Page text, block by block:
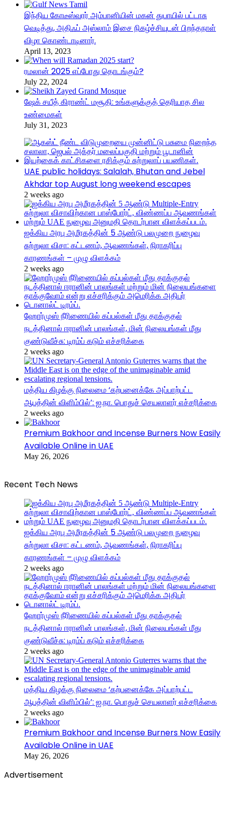
இந்திய கோடீஸ்வரர் அம்பானியின் மகன் துபாயில் பட்டாசு
வெடித்து, அதிஃப் அஸ்லாம் இசை நிகழ்ச்சியுடன் பிறந்தநாள்
விழா கொண்டாடினார்.
April 13, 2023
ரமலான் 2025 எப்போது தொடங்கும்?
July 22, 2024
ஷேக் சயீத் கிராண்ட் மசூதி: உங்களுக்குத் தெரியாத சில
உண்மைகள்
July 31, 2023
UAE public holidays: Salalah, Bhutan and Jebel
Akhdar top August long weekend escapes
2 weeks ago
ஐக்கிய அரபு அமீரகத்தின் 5 ஆண்டு பலமுறை நுழைவு
சுற்றுலா விசா: கட்டணம், ஆவணங்கள், நிராகரிப்பு
காரணங்கள் – முழு விளக்கம்
2 weeks ago
ஹோர்முஸ் நீரிணையில் கப்பல்கள் மீது தாக்குதல்
நடத்தினால் ஈரானின் பாலங்கள், மின் நிலையங்கள் மீது
குண்டுவீச்சு: டிரம்ப் கடும் எச்சரிக்கை
2 weeks ago
மத்திய கிழக்கு நிலைமை ‘கற்பனைக்கே அப்பாற்பட்ட
ஆபத்தின் விளிம்பில்’: ஐ.நா. பொதுச் செயலாளர் எச்சரிக்கை
2 weeks ago
Premium Bakhoor and Incense Burners Now Easily
Available Online in UAE
May 26, 2026
Recent Tech News
ஐக்கிய அரபு அமீரகத்தின் 5 ஆண்டு பலமுறை நுழைவு
சுற்றுலா விசா: கட்டணம், ஆவணங்கள், நிராகரிப்பு
காரணங்கள் – முழு விளக்கம்
2 weeks ago
ஹோர்முஸ் நீரிணையில் கப்பல்கள் மீது தாக்குதல்
நடத்தினால் ஈரானின் பாலங்கள், மின் நிலையங்கள் மீது
குண்டுவீச்சு: டிரம்ப் கடும் எச்சரிக்கை
2 weeks ago
மத்திய கிழக்கு நிலைமை ‘கற்பனைக்கே அப்பாற்பட்ட
ஆபத்தின் விளிம்பில்’: ஐ.நா. பொதுச் செயலாளர் எச்சரிக்கை
2 weeks ago
Premium Bakhoor and Incense Burners Now Easily
Available Online in UAE
May 26, 2026
Advertisement